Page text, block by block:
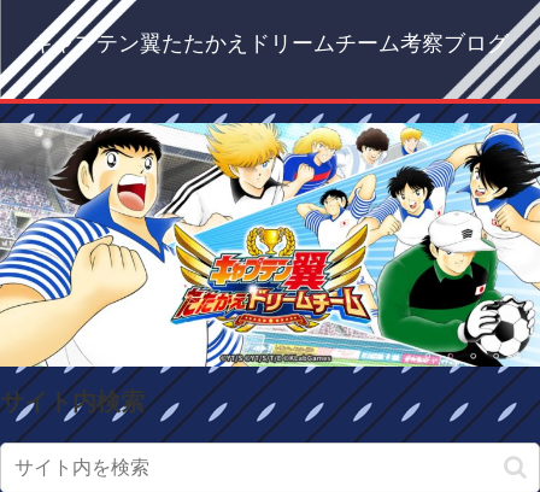
キャプテン翼たたかえドリームチーム考察ブログ
サイト内検索